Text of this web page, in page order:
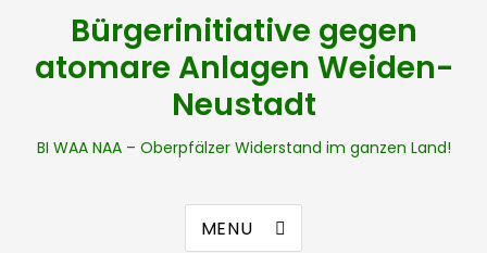
Bürgerinitiative gegen
atomare Anlagen Weiden-
Neustadt
BI WAA NAA – Oberpfälzer Widerstand im ganzen Land!
MENU